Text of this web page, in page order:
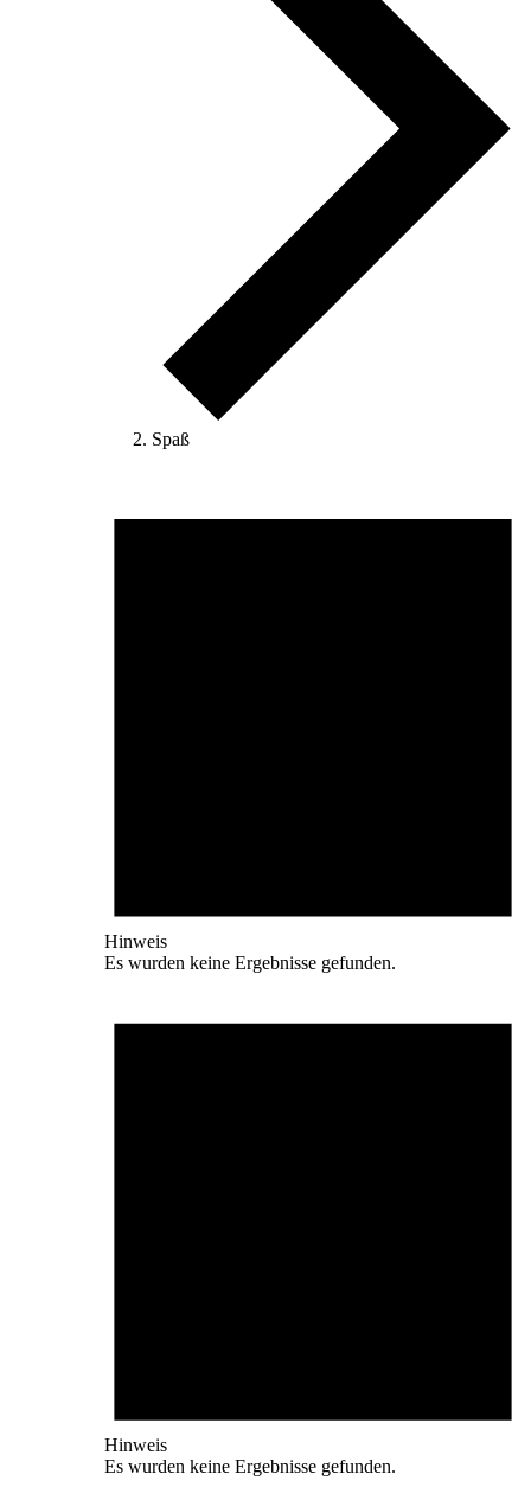
Spaß
Hinweis
Es wurden keine Ergebnisse gefunden.
Hinweis
Es wurden keine Ergebnisse gefunden.